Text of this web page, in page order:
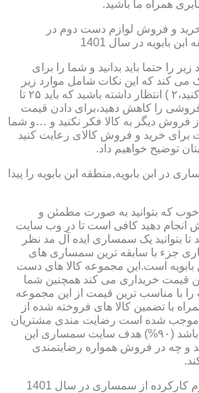
همراه ما باشید.
و فروش لوازم دست دوم در
بابویه در سال 1401
را حتما باید بدانید و شما را برای
کند که این نکات شامل موارد زیر
است:۱ ) به خوبی تحقیق کنید،۲ ) انتظار داشته باشید که باید ۲۵ تا
فروشی را کاهش دهید،برای دادن قیمت
باشید،۴ ) پس از فروش دیگر به کالا فکر نکنید و …و شما
برای خرید و فروش کالای رعایت کنید
توضیح خواهیم داد.
در ابن بابویه,منطقه ابن بابویه را پیدا
که بتوانید به صورت مطمئن و
دهید کافی است تا در وب سایت
بتوانید یک سمساری ایده آل مد نظر
جزء با سابقه ترین سمساری های
بابویه است.این مجموعه کالا های دست
قیمت خریداری می کند همچنین شما
را با مناسب ترین قیمت از این مجموعه
با تضمین کالا های فروخته شده از
موجب شده است رضایت مندی مشتریان
از این مجموعه بسیار بالا باشد (۹۰%) هدف سایت سمساری این
و چه در فروش همواره رضایتمندی
کارکرده از سمساری در سال 1401